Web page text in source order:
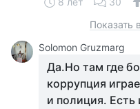
Показать
Solomon Gruzmarg
Да.Но там где
коррупция
и полиция.